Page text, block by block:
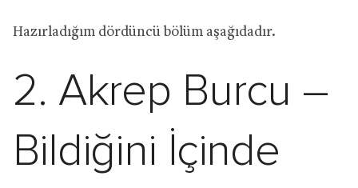
Hazırladığım dördüncü bölüm aşağıdadır.
2. Akrep Burcu –
Bildiğini İçinde